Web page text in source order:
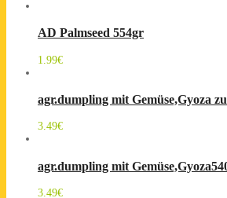
AD Palmseed 554gr
1.99€
agr.dumpling mit Gemüse,Gyoza
3.49€
agr.dumpling mit
3.49€